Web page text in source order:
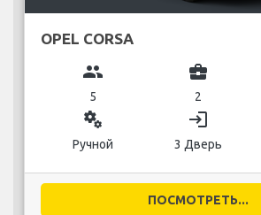
OPEL CORSA
group
5
business_center
2
miscellaneous_services
Ручной
login
3 Дверь
ПОСМОТРЕТЬ...